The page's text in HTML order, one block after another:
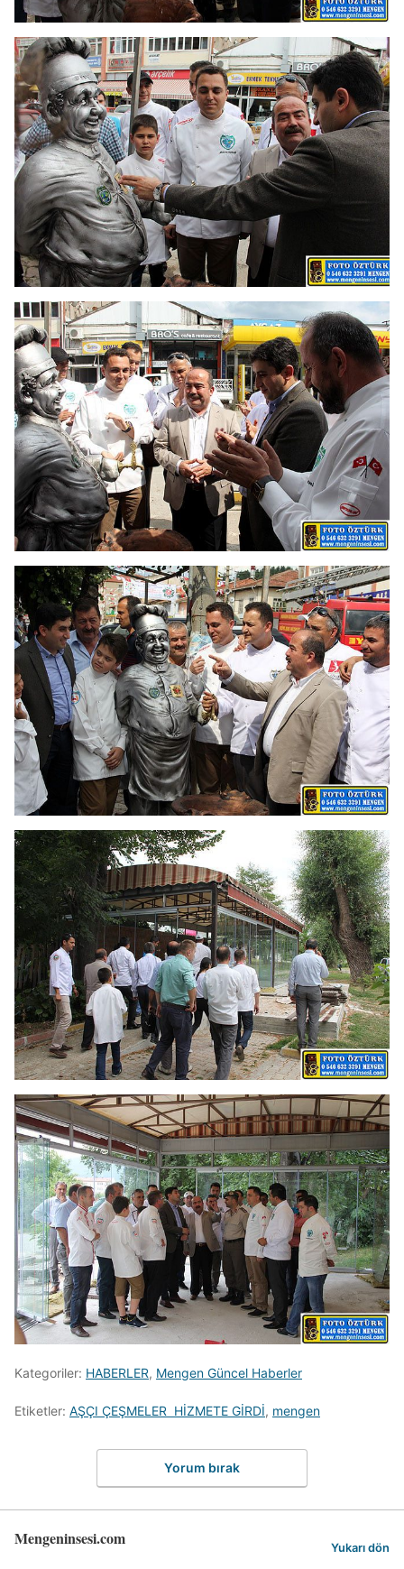
Kategoriler: HABERLER, Mengen Güncel Haberler
Etiketler: AŞÇI ÇEŞMELER HİZMETE GİRDİ, mengen
Yorum bırak
Mengeninsesi.com Yukarı dön